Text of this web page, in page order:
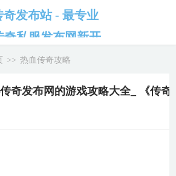
>> 热血传奇攻略
奇发布网的游戏攻略大全_ 《传